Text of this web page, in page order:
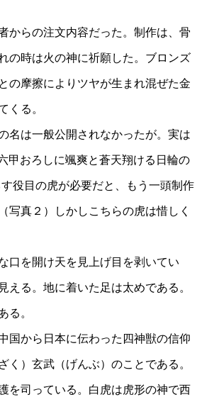
からの注文内容だった。制作は、骨
の時は火の神に祈願した。ブロンズ
の摩擦によりツヤが生まれ混ぜた金
くる。
名は一般公開されなかったが。実は
甲おろしに颯爽と蒼天翔ける日輪の
役目の虎が必要だと、もう一頭制作
写真２）しかしこちらの虎は惜しく
口を開け天を見上げ目を剥いてい
る。地に着いた足は太めである。
る。
国から日本に伝わった四神獣の信仰
）玄武（げんぶ）のことである。
を司っている。白虎は虎形の神で西